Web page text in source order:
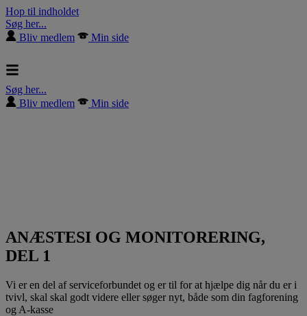
Hop til indholdet
Søg her...
Bliv medlem
Min side
Søg her...
Bliv medlem
Min side
ANÆSTESI OG MONITORERING,
DEL 1
Vi er en del af serviceforbundet og er til for at hjælpe dig når du er i
tvivl, skal skal godt videre eller søger nyt, både som din fagforening
og A-kasse